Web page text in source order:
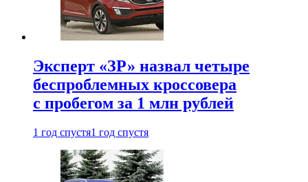
Эксперт «ЗР» назвал четыре
беспроблемных кроссовера
с пробегом за 1 млн рублей
1 год спустя1 год спустя